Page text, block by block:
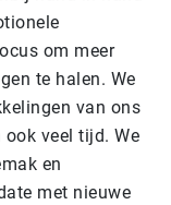
om meer
te halen. We
van ons
veel tijd. We
en
met nieuwe